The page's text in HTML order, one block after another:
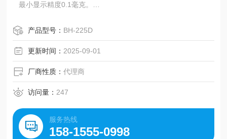
最小显示精度0.1毫克。
产品型号： BH-225D
更新时间： 2025-09-01
厂商性质：代理商
访问量： 247
服务热线
158-1555-0998